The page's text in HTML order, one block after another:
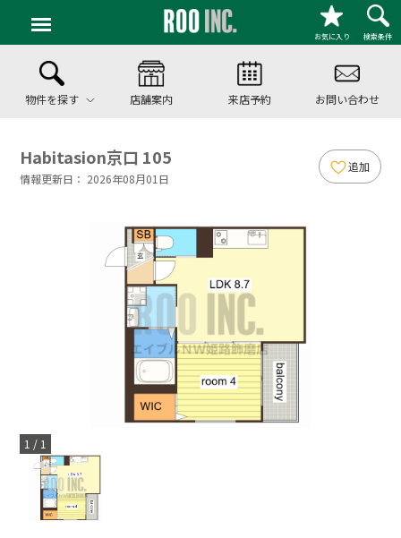
お気に入り 検索条件
物件を探す 店舗案内 来店予約 お問い合わせ
Habitasion京口 105
情報更新日： 2026年08月01日
追加
1 / 1